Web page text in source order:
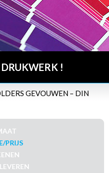
!
GEVOUWEN – DIN
PRIJS